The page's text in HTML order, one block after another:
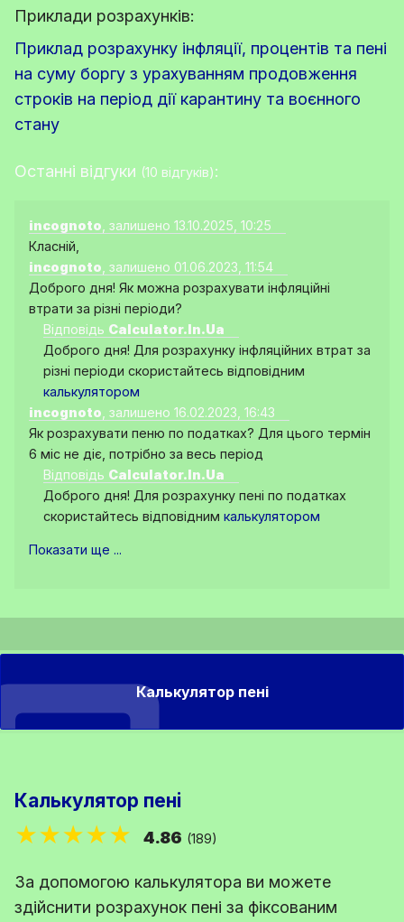
Приклади розрахунків:
Приклад розрахунку інфляції, процентів та пені
на суму боргу з урахуванням продовження
строків на період дії карантину та воєнного
стану
Останні відгуки (10 відгуків):
incognoto , залишено 13.10.2025, 10:25
Класній,
incognoto , залишено 01.06.2023, 11:54
Доброго дня! Як можна розрахувати інфляційні
втрати за різні періоди?
Відповідь Calculator.In.Ua
Доброго дня! Для розрахунку інфляційних втрат за
різні періоди скористайтесь відповідним
калькулятором
incognoto , залишено 16.02.2023, 16:43
Як розрахувати пеню по податках? Для цього термін
6 міс не діє, потрібно за весь період
Відповідь Calculator.In.Ua
Доброго дня! Для розрахунку пені по податках
скористайтесь відповідним калькулятором
Показати ще ...
Калькулятор пені
Калькулятор пені
★★★★★ 4.86 (189)
За допомогою калькулятора ви можете
здійснити розрахунок пені за фіксованим